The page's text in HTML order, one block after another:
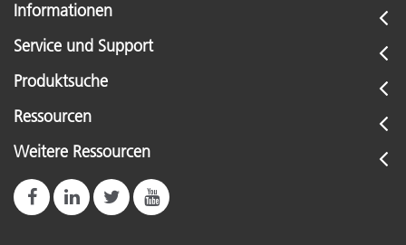
Informationen
Service und Support
Produktsuche
Ressourcen
Weitere Ressourcen